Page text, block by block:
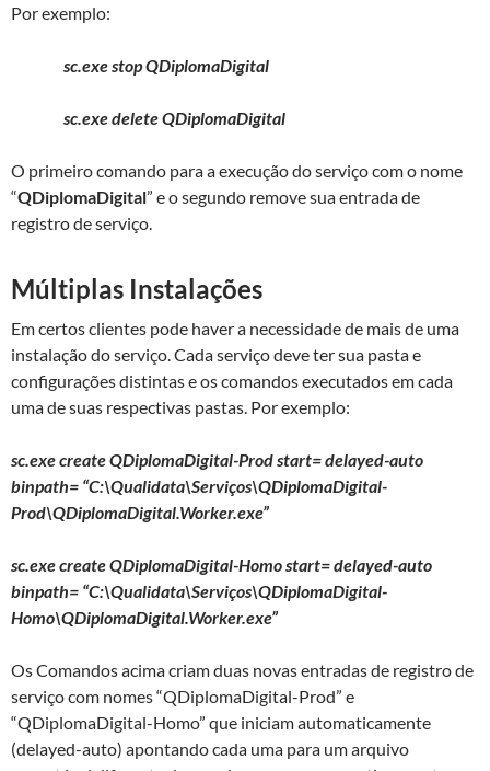
Por exemplo:
sc.exe stop QDiplomaDigital
sc.exe delete QDiplomaDigital
O primeiro comando para a execução do serviço com o nome
“QDiplomaDigital” e o segundo remove sua entrada de
registro de serviço.
Múltiplas Instalações
Em certos clientes pode haver a necessidade de mais de uma
instalação do serviço. Cada serviço deve ter sua pasta e
configurações distintas e os comandos executados em cada
uma de suas respectivas pastas. Por exemplo:
sc.exe create QDiplomaDigital-Prod start= delayed-auto
binpath= “C:\Qualidata\Serviços\QDiplomaDigital-
Prod\QDiplomaDigital.Worker.exe”
sc.exe create QDiplomaDigital-Homo start= delayed-auto
binpath= “C:\Qualidata\Serviços\QDiplomaDigital-
Homo\QDiplomaDigital.Worker.exe”
Os Comandos acima criam duas novas entradas de registro de
serviço com nomes “QDiplomaDigital-Prod” e
“QDiplomaDigital-Homo” que iniciam automaticamente
(delayed-auto) apontando cada uma para um arquivo